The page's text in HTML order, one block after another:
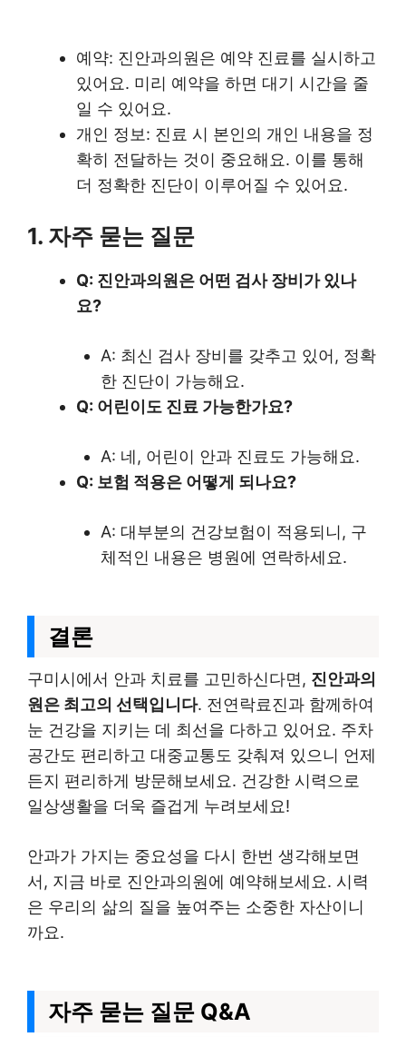
예약: 진안과의원은 예약 진료를 실시하고
있어요. 미리 예약을 하면 대기 시간을 줄
일 수 있어요.
개인 정보: 진료 시 본인의 개인 내용을 정
확히 전달하는 것이 중요해요. 이를 통해
더 정확한 진단이 이루어질 수 있어요.
1. 자주 묻는 질문
Q: 진안과의원은 어떤 검사 장비가 있나
요?
A: 최신 검사 장비를 갖추고 있어, 정확
한 진단이 가능해요.
Q: 어린이도 진료 가능한가요?
A: 네, 어린이 안과 진료도 가능해요.
Q: 보험 적용은 어떻게 되나요?
A: 대부분의 건강보험이 적용되니, 구
체적인 내용은 병원에 연락하세요.
결론
구미시에서 안과 치료를 고민하신다면, 진안과의
원은 최고의 선택입니다. 전연락료진과 함께하여
눈 건강을 지키는 데 최선을 다하고 있어요. 주차
공간도 편리하고 대중교통도 갖춰져 있으니 언제
든지 편리하게 방문해보세요. 건강한 시력으로
일상생활을 더욱 즐겁게 누려보세요!
안과가 가지는 중요성을 다시 한번 생각해보면
서, 지금 바로 진안과의원에 예약해보세요. 시력
은 우리의 삶의 질을 높여주는 소중한 자산이니
까요.
자주 묻는 질문 Q&A